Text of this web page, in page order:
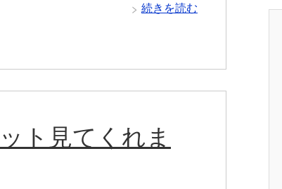
続きを読む
ト見てくれま